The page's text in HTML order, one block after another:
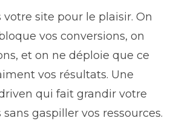
site pour le plaisir. On
vos conversions, on
et on ne déploie que ce
vos résultats. Une
qui fait grandir votre
gaspiller vos ressources.